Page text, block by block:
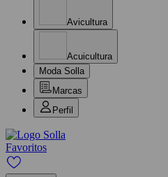
Avicultura
Acuicultura
Moda Solla
Marcas
Perfil
Favoritos